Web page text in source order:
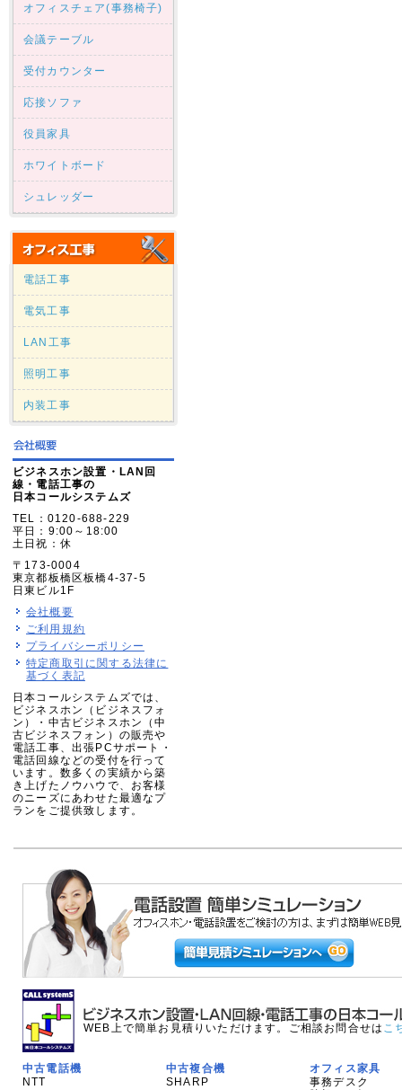
オフィスチェア(事務椅子)
会議テーブル
受付カウンター
応接ソファ
役員家具
ホワイトボード
シュレッダー
電話工事
電気工事
LAN工事
照明工事
内装工事
ビジネスホン設置・LAN回
線・電話工事の
日本コールシステムズ
TEL：0120-688-229
平日：9:00～18:00
土日祝：休
〒173-0004
東京都板橋区板橋4-37-5
日東ビル1F
会社概要
ご利用規約
プライバシーポリシー
特定商取引に関する法律に
基づく表記
日本コールシステムズでは、
ビジネスホン（ビジネスフォ
ン）・中古ビジネスホン（中
古ビジネスフォン）の販売や
電話工事、出張PCサポート・
電話回線などの受付を行って
います。数多くの実績から築
き上げたノウハウで、お客様
のニーズにあわせた最適なプ
ランをご提供致します。
WEB上で簡単お見積りいただけます。ご相談お問合せは こ
中古電話機
NTT
中古複合機
SHARP
オフィス家具
事務デスク